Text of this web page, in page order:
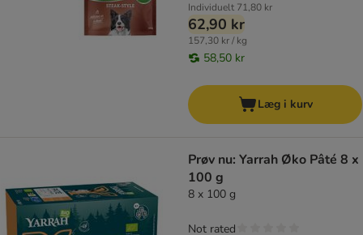
Individuelt 71,80 kr
62,90 kr
157,30 kr / kg
58,50 kr
Læg i kurv
Prøv nu: Yarrah Øko Pâté 8 x
100 g
8 x 100 g
Not rated